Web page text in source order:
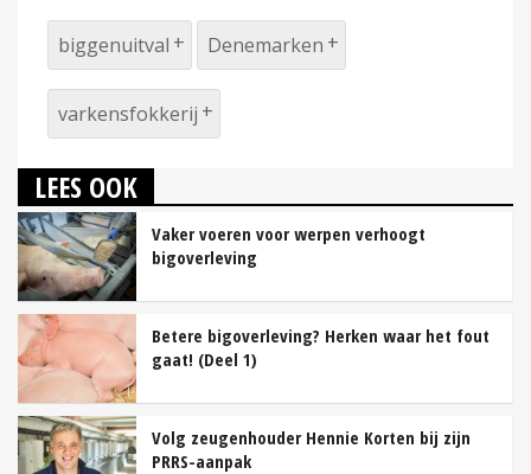
biggenuitval Denemarken
varkensfokkerij
LEES OOK
Vaker voeren voor werpen verhoogt
bigoverleving
Betere bigoverleving? Herken waar het fout
gaat! (Deel 1)
Volg zeugenhouder Hennie Korten bij zijn
PRRS-aanpak